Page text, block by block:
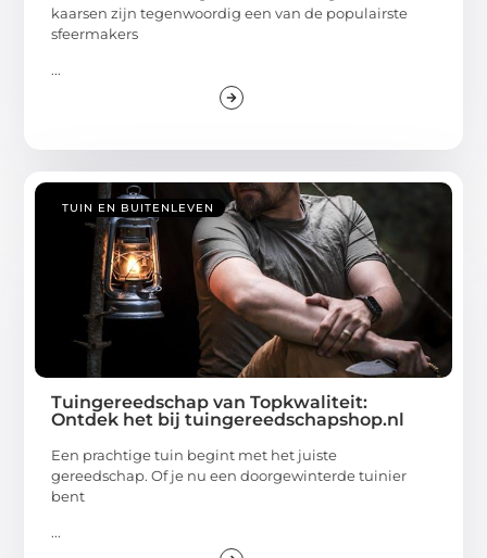
kaarsen zijn tegenwoordig een van de populairste
sfeermakers
...
TUIN EN BUITENLEVEN
Tuingereedschap van Topkwaliteit:
Ontdek het bij tuingereedschapshop.nl
Een prachtige tuin begint met het juiste
gereedschap. Of je nu een doorgewinterde tuinier
bent
...